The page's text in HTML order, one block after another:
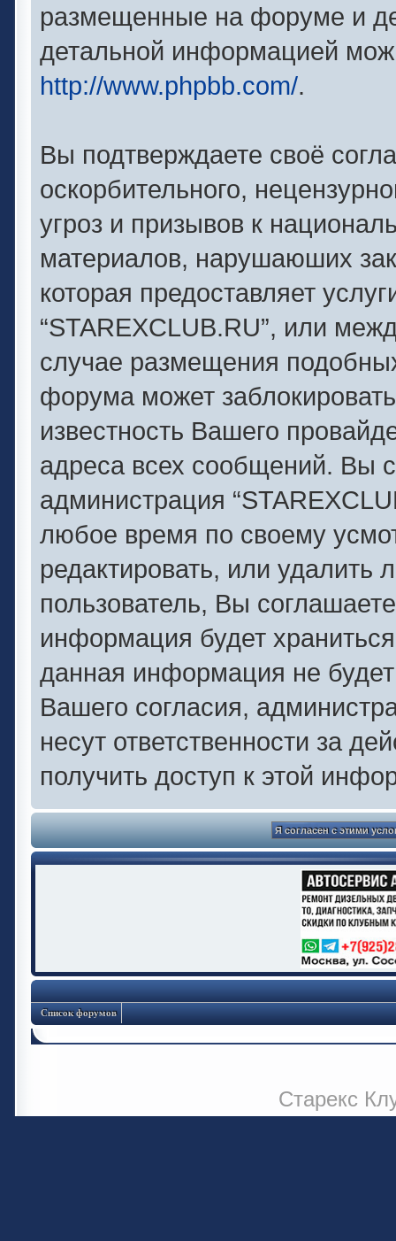
размещенные на форуме и
детальной информацией
http://www.phpbb.com/.
Вы подтверждаете своё
оскорбительного,
угроз и призывов к
материалов, нарушаюших
которая предоставляет
“STAREXCLUB.RU”, или
случае размещения
форума может
известность Вашего
адреса всех сообщений. Вы
администрация
любое время по своему
редактировать, или
пользователь, Вы
информация будет
данная информация не
Вашего согласия,
несут ответственности за
получить доступ к этой
Список форумов
Старекс